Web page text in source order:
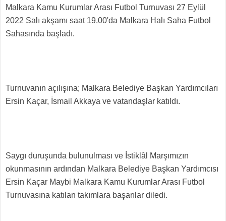
Malkara Kamu Kurumlar Arası Futbol Turnuvası 27 Eylül
2022 Salı akşamı saat 19.00'da Malkara Halı Saha Futbol
Sahasında başladı.
Turnuvanın açılışına; Malkara Belediye Başkan Yardımcıları
Ersin Kaçar, İsmail Akkaya ve vatandaşlar katıldı.
Saygı duruşunda bulunulması ve İstiklâl Marşımızın
okunmasının ardından Malkara Belediye Başkan Yardımcısı
Ersin Kaçar Maybi Malkara Kamu Kurumlar Arası Futbol
Turnuvasına katılan takımlara başarılar diledi.